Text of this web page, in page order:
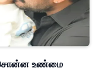
சொன்ன உண்மை